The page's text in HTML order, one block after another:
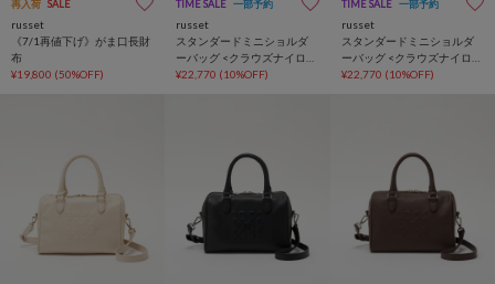
再入荷 SALE
russet
《7/1再値下げ》がま口長財
布
¥19,800 (50%OFF)
TIME SALE 一部予約
russet
スタンダードミニショルダ
ーバッグ <クラウズナイロン
>
¥22,770 (10%OFF)
TIME SALE 一部予約
russet
スタンダードミニショルダ
ーバッグ <クラウズナイロン
>
¥22,770 (10%OFF)